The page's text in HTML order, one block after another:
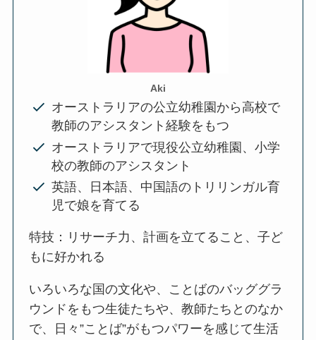
Aki
オーストラリアの公立幼稚園から高校で
教師のアシスタント経験をもつ
オーストラリアで現役公立幼稚園、小学
校の教師のアシスタント
英語、日本語、中国語のトリリンガル育
児で娘を育てる
特技：リサーチ力、計画を立てること、子ど
もに好かれる
いろいろな国の文化や、ことばのバッググラ
ウンドをもつ生徒たちや、教師たちとのなか
で、日々”ことば”がもつパワーを感じて生活